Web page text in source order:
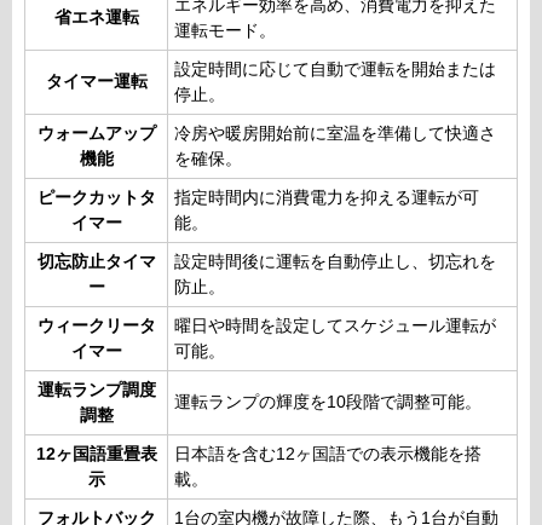
省エネ運転
エネルギー効率を高め、消費電力を抑えた
運転モード。
タイマー運転
設定時間に応じて自動で運転を開始または
停止。
ウォームアップ
機能
冷房や暖房開始前に室温を準備して快適さ
を確保。
ピークカットタ
イマー
指定時間内に消費電力を抑える運転が可
能。
切忘防止タイマ
ー
設定時間後に運転を自動停止し、切忘れを
防止。
ウィークリータ
イマー
曜日や時間を設定してスケジュール運転が
可能。
運転ランプ調度
調整
運転ランプの輝度を10段階で調整可能。
12ヶ国語重畳表
示
日本語を含む12ヶ国語での表示機能を搭
載。
フォルトバック
1台の室内機が故障した際、もう1台が自動